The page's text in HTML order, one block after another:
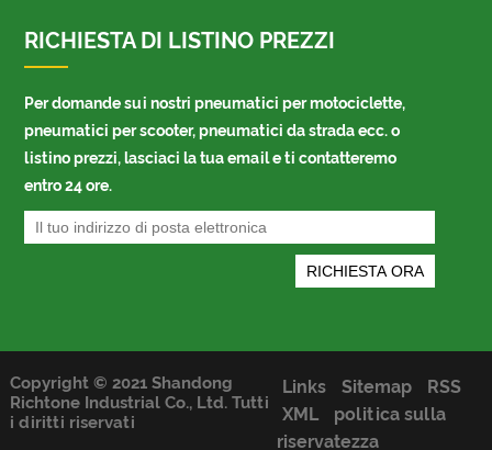
RICHIESTA DI LISTINO PREZZI
Per domande sui nostri pneumatici per motociclette,
pneumatici per scooter, pneumatici da strada ecc. o
listino prezzi, lasciaci la tua email e ti contatteremo
entro 24 ore.
Copyright © 2021 Shandong
Richtone Industrial Co., Ltd. Tutti
i diritti riservati
Links Sitemap
RSS
XML
politica sulla
riservatezza